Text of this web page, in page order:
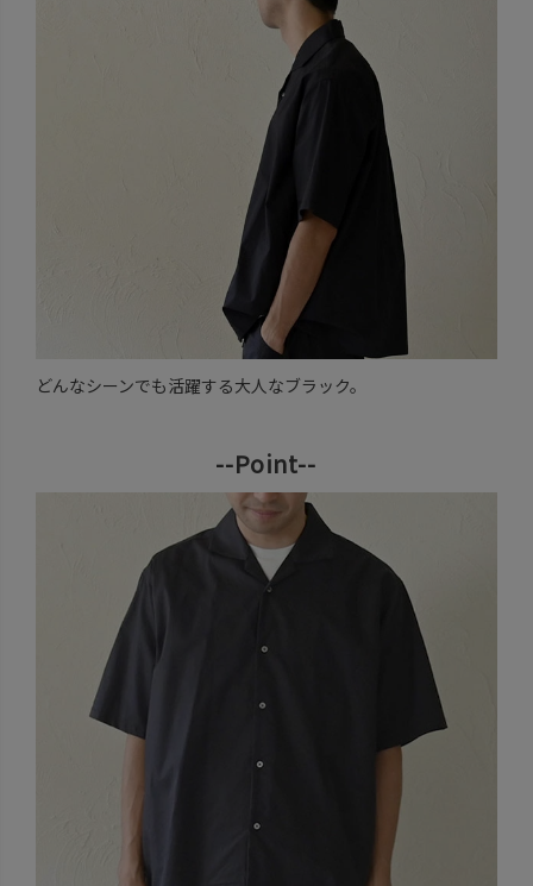
どんなシーンでも活躍する大人なブラック。
--Point--